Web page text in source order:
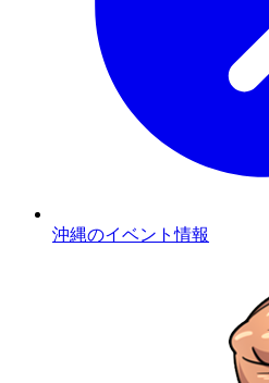
沖縄のイベント情報